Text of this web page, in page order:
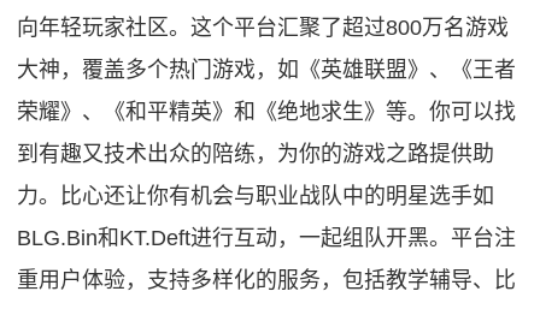
向年轻玩家社区。这个平台汇聚了超过800万名游戏
大神，覆盖多个热门游戏，如《英雄联盟》、《王者
荣耀》、《和平精英》和《绝地求生》等。你可以找
到有趣又技术出众的陪练，为你的游戏之路提供助
力。比心还让你有机会与职业战队中的明星选手如
BLG.Bin和KT.Deft进行互动，一起组队开黑。平台注
重用户体验，支持多样化的服务，包括教学辅导、比